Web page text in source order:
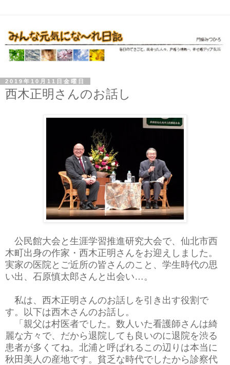
2019年10月11日金曜日
西木正明さんのお話し
公民館大会と生涯学習推進研究大会で、仙北市西
木町出身の作家・西木正明さんをお迎えしました。
実家の医院とご近所の皆さんのこと、学生時代の思
い出、石原慎太郎さんと出会い…。
私は、西木正明さんのお話しを引き出す役割で
す。以下は西木さんのお話し。
「親父は村医者でした。数人いた看護師さんは綺
麗な方々で、だから退院しても良いのに退院を渋る
患者が多くてね。北浦と呼ばれるこの辺りは本当に
秋田美人の産地です。貧乏な時代でしたから診察代